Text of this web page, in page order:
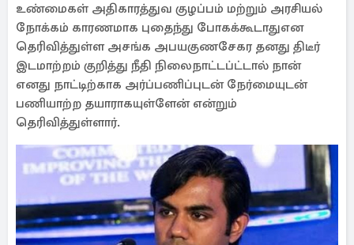
உண்மைகள் அதிகாரத்துவ குழப்பம் மற்றும் அரசியல்
நோக்கம் காரணமாக புதைந்து போகக்கூடாதுஎன
தெரிவித்துள்ள அசங்க அபயகுணசேகர தனது திடீர்
இடமாற்றம் குறித்து நீதி நிலைநாட்டப்ட்டால் நான்
எனது நாட்டிற்காக அர்ப்பணிப்புடன் நேர்மையுடன்
பணியாற்ற தயாராகயுள்ளேன் என்றும்
தெரிவித்துள்ளார்.